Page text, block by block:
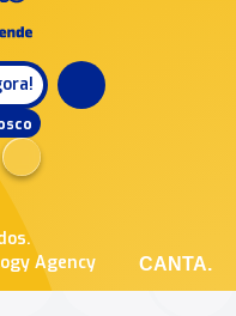
Agency
CANTA.